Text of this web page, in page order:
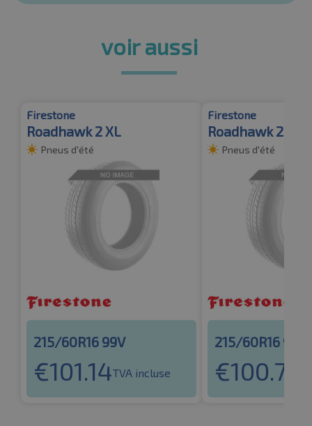
voir aussi
Firestone
Roadhawk 2 XL
Pneus d'été
215/60R16 99V
€101.14TVA incluse
Firestone
Roadhawk 2 XL
Pneus d'été
215/60R16 99H
€100.74